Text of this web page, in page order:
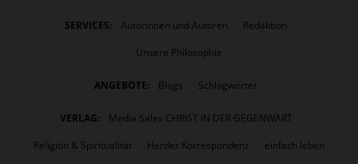
SERVICES: Autorinnen und Autoren
Redaktion
Unsere Philosophie
ANGEBOTE: Blogs Schlagwörter
VERLAG:
Media Sales CHRIST IN DER GEGENWART
Religion & Spiritualität
Herder Korrespondenz
einfach leben